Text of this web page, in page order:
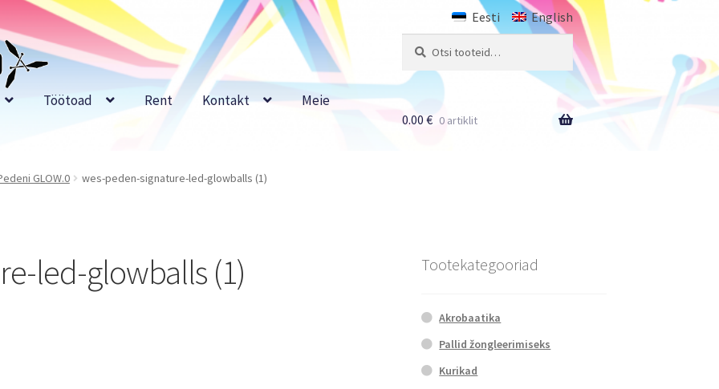
Eesti English
Töötoad Rent Kontakt Meie
0.00€ 0 artiklit
GLOW.0 wes-peden-signature-led-glowballs (1)
led-glowballs (1) Tootekategooriad
Akrobaatika
Pallid žongleerimiseks
Kurikad